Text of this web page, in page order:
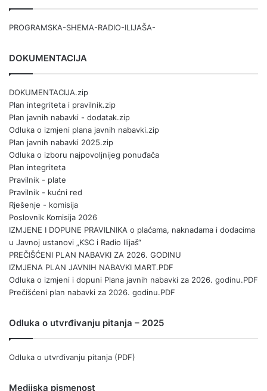
PROGRAMSKA-SHEMA-RADIO-ILIJAŠA-
DOKUMENTACIJA
DOKUMENTACIJA.zip
Plan integriteta i pravilnik.zip
Plan javnih nabavki - dodatak.zip
Odluka o izmjeni plana javnih nabavki.zip
Plan javnih nabavki 2025.zip
Odluka o izboru najpovoljnijeg ponuđača
Plan integriteta
Pravilnik - plate
Pravilnik - kućni red
Rješenje - komisija
Poslovnik Komisija 2026
IZMJENE I DOPUNE PRAVILNIKA o plaćama, naknadama i dodacima
u Javnoj ustanovi „KSC i Radio Ilijaš“
PREČIŠĆENI PLAN NABAVKI ZA 2026. GODINU
IZMJENA PLAN JAVNIH NABAVKI MART.PDF
Odluka o izmjeni i dopuni Plana javnih nabavki za 2026. godinu.PDF
Prečišćeni plan nabavki za 2026. godinu.PDF
Odluka o utvrđivanju pitanja – 2025
Odluka o utvrđivanju pitanja (PDF)
Medijska pismenost